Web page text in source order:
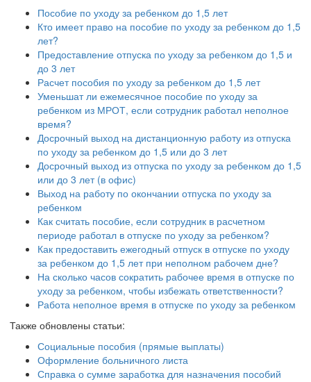
Пособие по уходу за ребенком до 1,5 лет
Кто имеет право на пособие по уходу за ребенком до 1,5
лет?
Предоставление отпуска по уходу за ребенком до 1,5 и
до 3 лет
Расчет пособия по уходу за ребенком до 1,5 лет
Уменьшат ли ежемесячное пособие по уходу за
ребенком из МРОТ, если сотрудник работал неполное
время?
Досрочный выход на дистанционную работу из отпуска
по уходу за ребенком до 1,5 или до 3 лет
Досрочный выход из отпуска по уходу за ребенком до 1,5
или до 3 лет (в офис)
Выход на работу по окончании отпуска по уходу за
ребенком
Как считать пособие, если сотрудник в расчетном
периоде работал в отпуске по уходу за ребенком?
Как предоставить ежегодный отпуск в отпуске по уходу
за ребенком до 1,5 лет при неполном рабочем дне?
На сколько часов сократить рабочее время в отпуске по
уходу за ребенком, чтобы избежать ответственности?
Работа неполное время в отпуске по уходу за ребенком
Также обновлены статьи:
Социальные пособия (прямые выплаты)
Оформление больничного листа
Справка о сумме заработка для назначения пособий